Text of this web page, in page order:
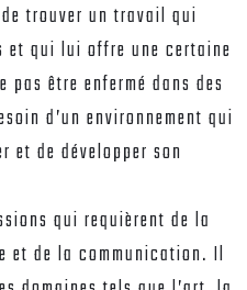
trouver un travail qui
et qui lui offre une certaine
être enfermé dans des
d’un environnement qui
et de développer son
qui requièrent de la
et de la communication. Il